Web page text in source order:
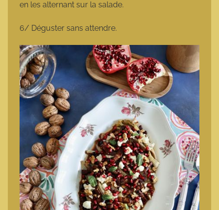
en les alternant sur la salade.
6/ Déguster sans attendre.